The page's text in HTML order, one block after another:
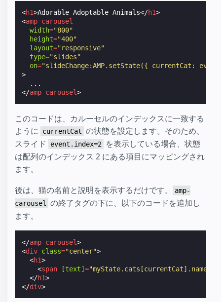
<h1>Adorable Adoptable Animals</h1>
<amp-carousel
width="800"
height="400"
layout="responsive"
type="slides"
on="slideChange:AMP.setState({ currentCat:
>
</amp-carousel>
このコードは、カルーセルのインデックスに一致する
ように
currentCat の状態を設定します。そのため、
スライド
event.index=2
を表示している場合、状態
は配列のインデックス 2 にある項目にマッピングされ
ます。
後は、猫の名前と説明を表示するだけです。
amp-
carousel
の終了タグの下に、以下のコードを追加し
ます。
</amp-carousel>
<div class="center">
<h1>
<span [text]="myState.cats[currentCat].name"
</h1>
</div>